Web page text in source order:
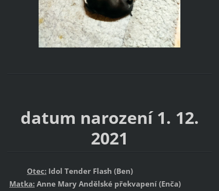
datum narození 1. 12.
2021
Otec:Idol Tender Flash (Ben)
Matka:Anne Mary Andělské překvapení (Enča)